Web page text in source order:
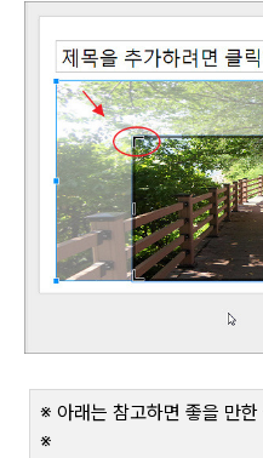
※ 아래는 참고하면 좋을 만
※